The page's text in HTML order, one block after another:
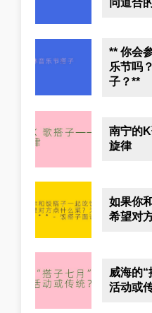
** 你会
乐节吗
子？**
南宁的
旋律
如果你
希望对
威海的“
活动或